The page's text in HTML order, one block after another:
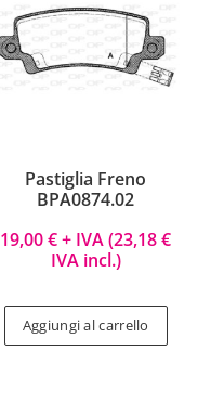
Pastiglia Freno
BPA0874.02
19,00€+ IVA (23,18€
IVA incl.)
Aggiungi al carrello